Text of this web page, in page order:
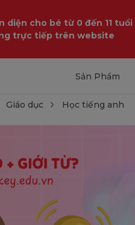
diện cho bé từ 0 đến 11 tuổi
trực tiếp trên website
Sản Phẩm
Giáo dục Học tiếng anh